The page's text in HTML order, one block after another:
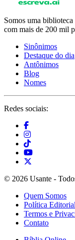
Somos uma
com mais de 200 mil
Sinônimos
Destaque do dia
Antônimos
Blog
Nomes
Redes sociais:
© 2026 Usante -
Quem Somos
Política Editorial
Termos e
Contato